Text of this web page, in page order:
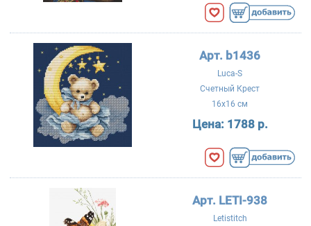
Арт. b1436
Luca-S
Счетный Крест
16x16 см
Цена: 1788 р.
Арт. LETI-938
Letistitch